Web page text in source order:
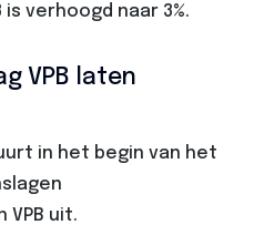
is verhoogd naar 3%.
VPB laten
in het begin van het
VPB uit.